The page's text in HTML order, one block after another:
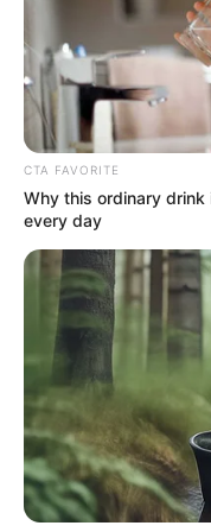
Por tal razón, losmás
serán destinados
determinar cuál será
recuperar el
CTA FAVORITE
Why this ordinary
every day